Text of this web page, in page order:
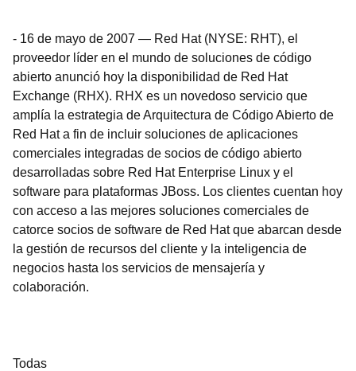
- 16 de mayo de 2007 — Red Hat (NYSE: RHT), el
proveedor líder en el mundo de soluciones de código
abierto anunció hoy la disponibilidad de Red Hat
Exchange (RHX). RHX es un novedoso servicio que
amplía la estrategia de Arquitectura de Código Abierto de
Red Hat a fin de incluir soluciones de aplicaciones
comerciales integradas de socios de código abierto
desarrolladas sobre Red Hat Enterprise Linux y el
software para plataformas JBoss. Los clientes cuentan hoy
con acceso a las mejores soluciones comerciales de
catorce socios de software de Red Hat que abarcan desde
la gestión de recursos del cliente y la inteligencia de
negocios hasta los servicios de mensajería y
colaboración.
Todas